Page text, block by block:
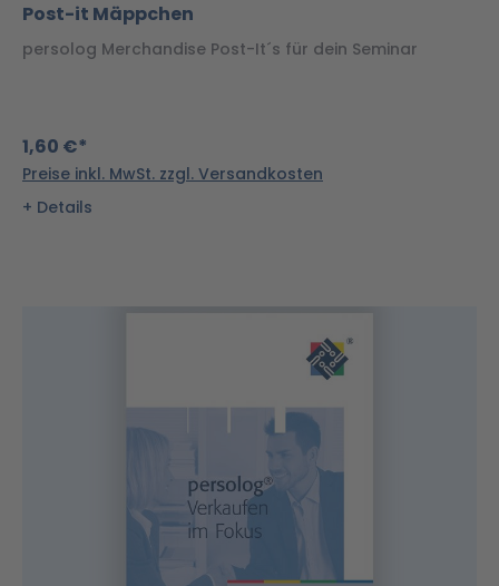
Post-it Mäppchen
persolog Merchandise Post-It´s für dein Seminar
1,60 €*
Preise inkl. MwSt. zzgl. Versandkosten
Details